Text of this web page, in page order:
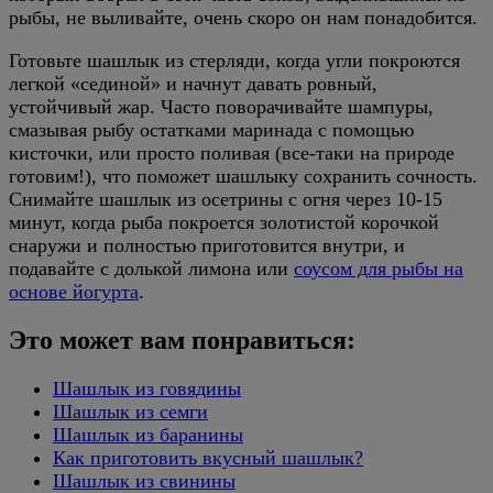
рыбы, не выливайте, очень скоро он нам понадобится.
Готовьте шашлык из стерляди, когда угли покроются
легкой «сединой» и начнут давать ровный,
устойчивый жар. Часто поворачивайте шампуры,
смазывая рыбу остатками маринада с помощью
кисточки, или просто поливая (все-таки на природе
готовим!), что поможет шашлыку сохранить сочность.
Снимайте шашлык из осетрины с огня через 10-15
минут, когда рыба покроется золотистой корочкой
снаружи и полностью приготовится внутри, и
подавайте с долькой лимона или соусом для рыбы на
основе йогурта.
Это может вам понравиться:
Шашлык из говядины
Шашлык из семги
Шашлык из баранины
Как приготовить вкусный шашлык?
Шашлык из свинины